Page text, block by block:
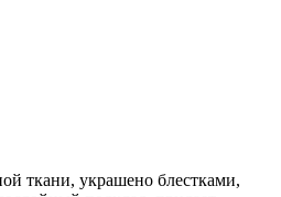
ткани, украшено блестками,